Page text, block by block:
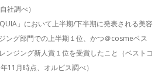
社調べ）
」において上半期/下半期に発表される美容
ング部門での上半期１位、かつ＠cosmeベス
ンジング新人賞１位を受賞したこと（ベストコ
11月時点、オルビス調べ）